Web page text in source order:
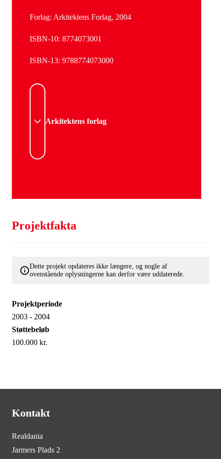
Forlag: Arkitektens Forlag, 2004
ISBN-10: 8774073001
ISBN-13: 9788774073000
Arkitektens forlag
Projektfakta
Dette projekt opdateres ikke længere, og nogle af
ovenstående oplysningerne kan derfor være uddaterede.
Projektperiode
2003 - 2004
Støttebeløb
100.000 kr.
Kontakt
Realdania
Jarmers Plads 2